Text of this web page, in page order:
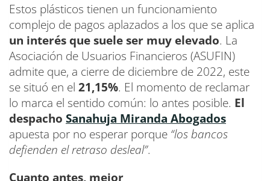
Estos plásticos tienen un funcionamiento
complejo de pagos aplazados a los que se aplica
un interés que suele ser muy elevado. La
Asociación de Usuarios Financieros (ASUFIN)
admite que, a cierre de diciembre de 2022, este
se situó en el 21,15%. El momento de reclamar
lo marca el sentido común: lo antes posible. El
despacho Sanahuja Miranda Abogados
apuesta por no esperar porque “los bancos
defienden el retraso desleal”.
Cuanto antes, mejor